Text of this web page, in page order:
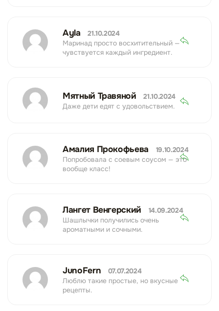
Ayla
21.10.2024
Маринад просто восхитительный —
чувствуется каждый ингредиент.
Мятный Травяной
21.10.2024
Даже дети едят с удовольствием.
Амалия Прокофьева
19.10.2024
Попробовала с соевым соусом — это
вообще класс!
Лангет Венгерский
14.09.2024
Шашлычки получились очень
ароматными и сочными.
JunoFern
07.07.2024
Люблю такие простые, но вкусные
рецепты.